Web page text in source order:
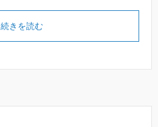
続きを読む